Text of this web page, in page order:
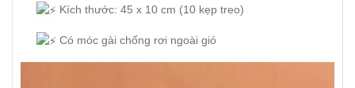
Kích thước: 45 x 10 cm (10 kẹp treo)
Có móc gài chống rơi ngoài gió